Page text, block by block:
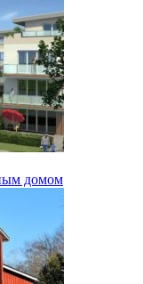
домом